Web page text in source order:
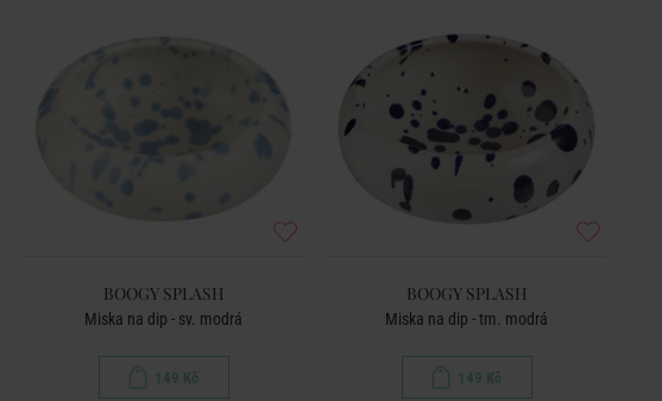
BOOGY SPLASH
Miska na dip - sv. modrá
149 Kč
BOOGY SPLASH
Miska na dip - tm. modrá
149 Kč